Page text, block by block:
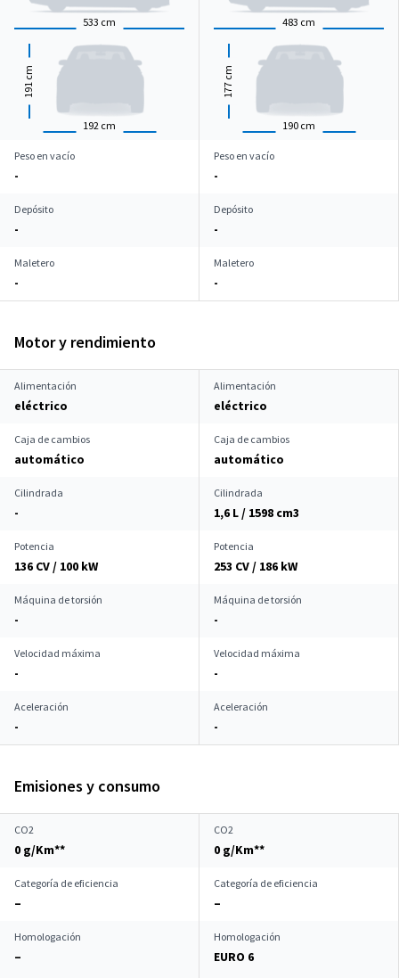
533 cm
192 cm
191
cm
483 cm
190 cm
177
cm
Peso en vacío
-
Peso en vacío
-
Depósito
-
Depósito
-
Maletero
-
Maletero
-
Motor y rendimiento
Alimentación
eléctrico
Alimentación
eléctrico
Caja de cambios
automático
Caja de cambios
automático
Cilindrada
-
Cilindrada
1,6 L / 1598 cm3
Potencia
136 CV / 100 kW
Potencia
253 CV / 186 kW
Máquina de torsión
-
Máquina de torsión
-
Velocidad máxima
-
Velocidad máxima
-
Aceleración
-
Aceleración
-
Emisiones y consumo
CO2
0 g/Km**
CO2
0 g/Km**
Categoría de eficiencia
–
Categoría de eficiencia
–
Homologación
–
Homologación
EURO 6